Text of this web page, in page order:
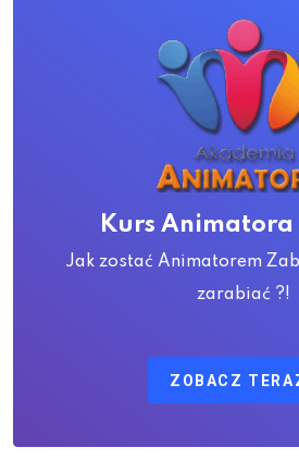
Kurs
Jak zostać Animatorem
zarabiać ?!
ZOBACZ